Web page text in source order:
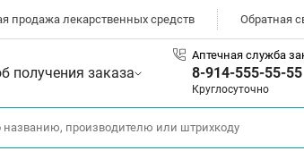
продажа лекарственных средств Обратная
получения заказа
Аптечная служба
8-914-555-55-55
Круглосуточно